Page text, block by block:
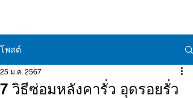
โพสต์
7 วิธีซ่อมหลังคารั่ว อุดรอยรั่ว
25 ม.ค. 2567